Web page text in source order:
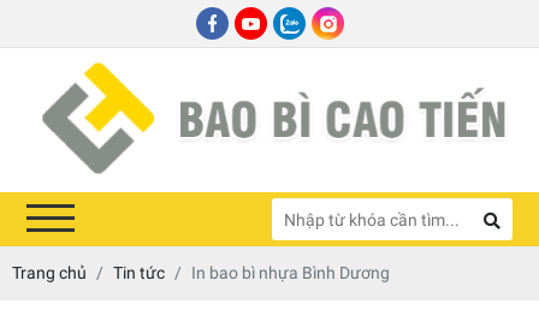
Trang chủ Tin tức In bao bì nhựa Bình Dương